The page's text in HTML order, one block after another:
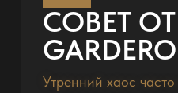
СОВЕТ
Утренний хаос